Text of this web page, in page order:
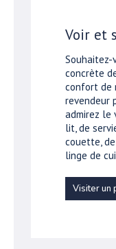
Voir et
Souhaitez-
concrète
confort de
revendeur
admirez le
lit, de
couette,
linge de
Visiter un